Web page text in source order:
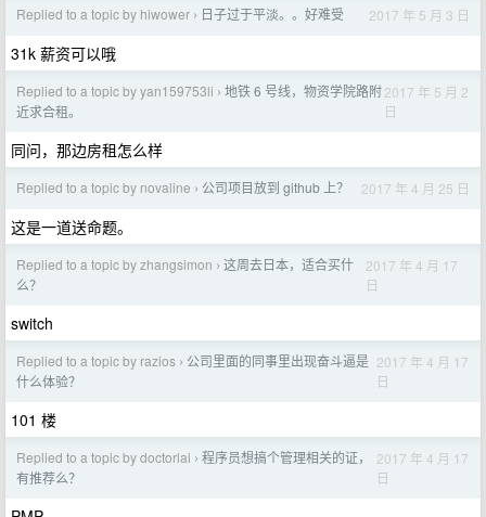
Replied to a topic by hiwower › 日子过于平淡。。好难受 2017 年 5 月 3 日
31k 薪资可以哦
Replied to a topic by yan159753li › 地铁 6 号线，物资学院路附
近求合租。
2017 年 5 月 2
日
同问，那边房租怎么样
Replied to a topic by novaline › 公司项目放到 github 上？ 2017 年 4 月 25 日
这是一道送命题。
Replied to a topic by zhangsimon › 这周去日本，适合买什
么？
2017 年 4 月 17
日
switch
Replied to a topic by razios › 公司里面的同事里出现奋斗逼是
什么体验？
2017 年 4 月 17
日
101 楼
Replied to a topic by doctorlai › 程序员想搞个管理相关的证，
有推荐么？
2017 年 4 月 17
日